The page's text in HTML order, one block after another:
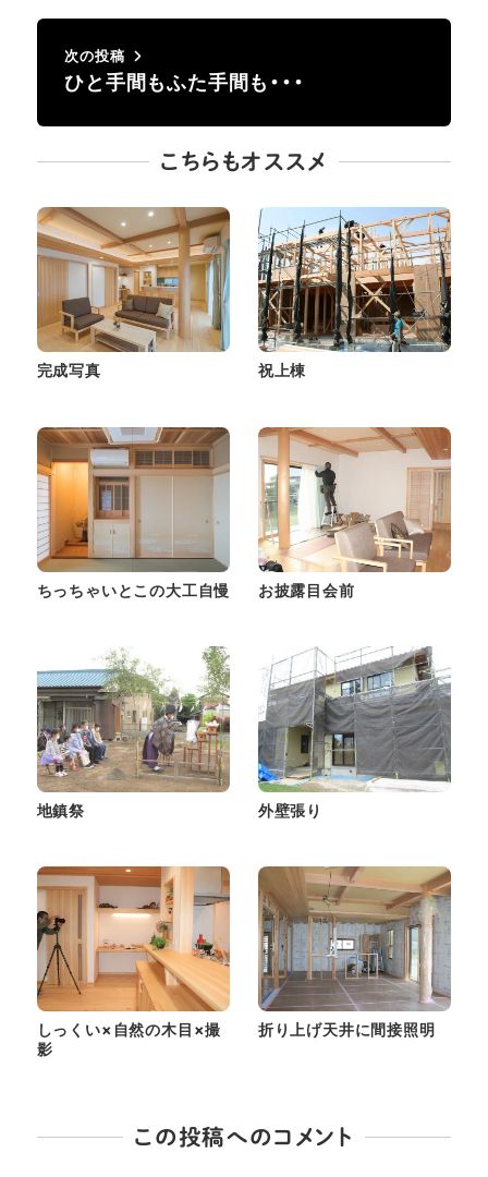
次の投稿
ひと手間もふた手間も・・・
こちらもオススメ
完成写真 祝上棟
ちっちゃいとこの大工自慢 お披露目会前
地鎮祭 外壁張り
しっくい×自然の木目×撮
影
折り上げ天井に間接照明
この投稿へのコメント